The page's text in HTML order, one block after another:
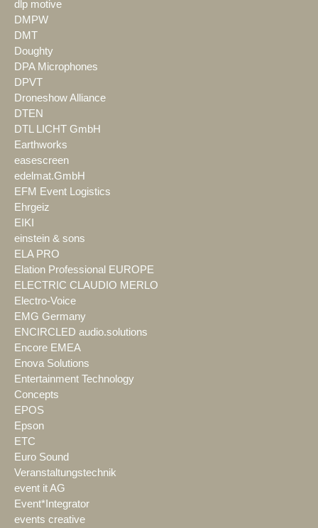
dlp motive
DMPW
DMT
Doughty
DPA Microphones
DPVT
Droneshow Alliance
DTEN
DTL LICHT GmbH
Earthworks
easescreen
edelmat.GmbH
EFM Event Logistics
Ehrgeiz
EIKI
einstein & sons
ELA PRO
Elation Professional EUROPE
ELECTRIC CLAUDIO MERLO
Electro-Voice
EMG Germany
ENCIRCLED audio.solutions
Encore EMEA
Enova Solutions
Entertainment Technology
Concepts
EPOS
Epson
ETC
Euro Sound
Veranstaltungstechnik
event it AG
Event*Integrator
events creative